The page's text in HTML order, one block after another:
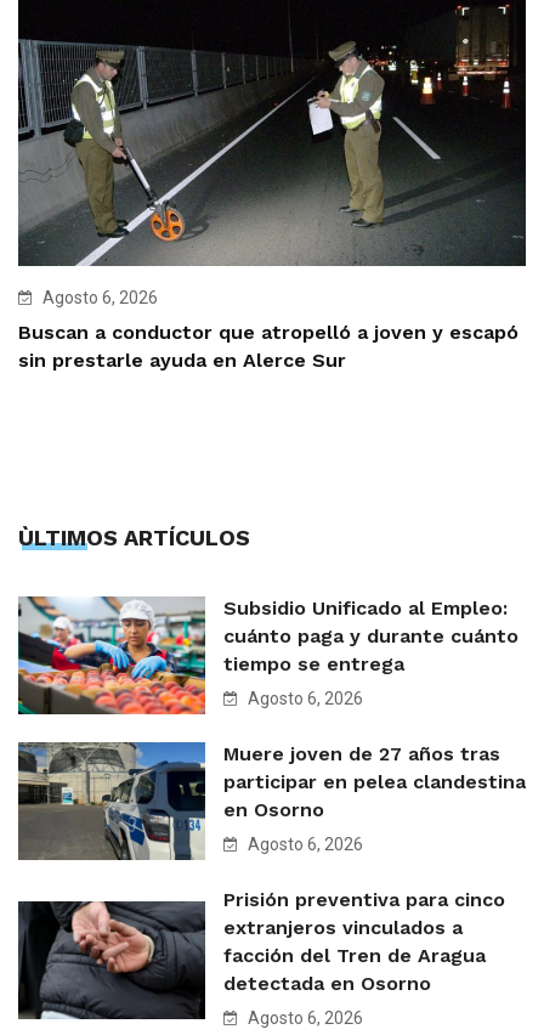
Agosto 6, 2026
Buscan a conductor que atropelló a joven y escapó
sin prestarle ayuda en Alerce Sur
ÙLTIMOS ARTÍCULOS
Subsidio Unificado al Empleo:
cuánto paga y durante cuánto
tiempo se entrega
Agosto 6, 2026
Muere joven de 27 años tras
participar en pelea clandestina
en Osorno
Agosto 6, 2026
Prisión preventiva para cinco
extranjeros vinculados a
facción del Tren de Aragua
detectada en Osorno
Agosto 6, 2026